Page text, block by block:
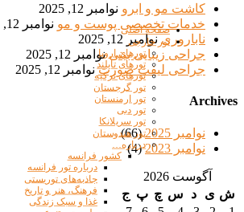
کاشت مو و ابرو نوامبر 12, 2025
خدمات تخصصی پوست و مو نوامبر 12, 2025
ناباروری نوامبر 12, 2025
جراحی زیبایی بینی نوامبر 12, 2025
جراحی لیفت صورت نوامبر 12, 2025
Archives
نوامبر 2025
(66)
نوامبر 2023
(4)
آگوست 2026
ش ی د س چ پ ج
صفحه اصلی
تور خارجی
تورهای اروپا
تورهای تایلند
تورهای ترکیه
تور گرجستان
تور ارمنستان
تور دبی
تور سریلانکا
تور هندوستان
درباره…
کشور فرانسه
درباره تور فرانسه
جاذبه‌های توریستی
فرهنگ، هنر و تاریخ
غذا و سبک زندگی